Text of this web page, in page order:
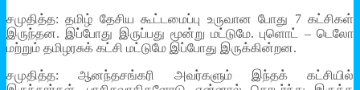
சமுதித்த: தமிழ் தேசிய கூட்டமைப்பு உருவான போது 7 கட்சிகள்
இருந்தன. இப்போது இருப்பது மூன்று மட்டுமே. புளொட் – டெலோ
மற்றும் தமிழரசுக் கட்சி மட்டுமே இப்போது இருக்கின்றன.
சமுதித்த: ஆனந்தசங்கரி அவர்களும் இந்தக் கட்சியில்